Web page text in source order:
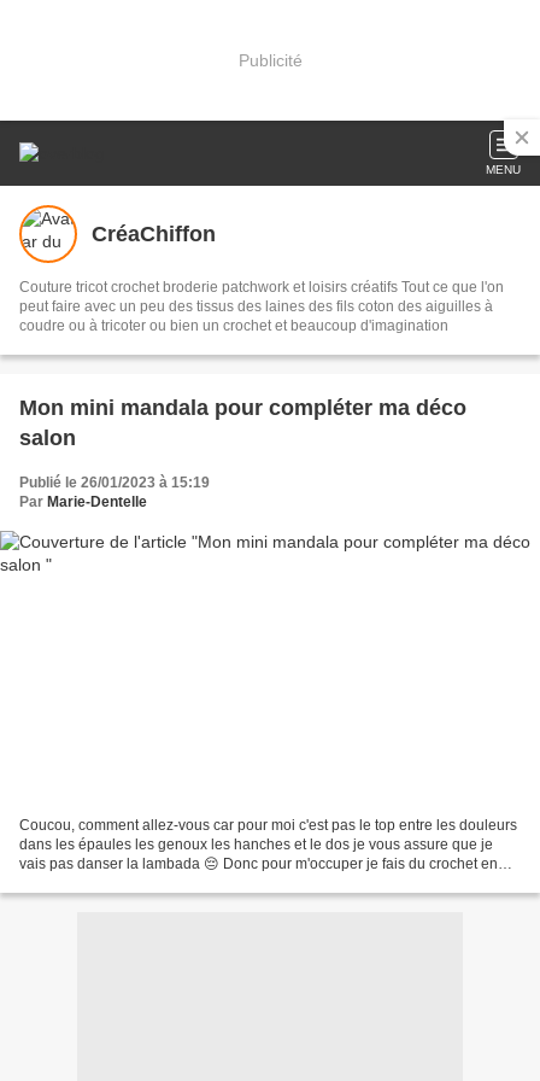
Publicité
MENU
CréaChiffon
Couture tricot crochet broderie patchwork et loisirs créatifs Tout ce que l'on
peut faire avec un peu des tissus des laines des fils coton des aiguilles à
coudre ou à tricoter ou bien un crochet et beaucoup d'imagination
Mon mini mandala pour compléter ma déco
salon
Publié le 26/01/2023 à 15:19
Par Marie-Dentelle
Coucou, comment allez-vous car pour moi c'est pas le top entre les douleurs
dans les épaules les genoux les hanches et le dos je vous assure que je
vais pas danser la lambada 😔 Donc pour m'occuper je fais du crochet en